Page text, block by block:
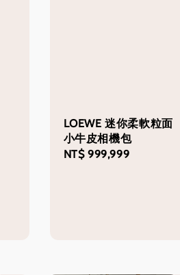
LOEWE 迷你柔軟粒面
小牛皮相機包
Regular
NT$ 999,999